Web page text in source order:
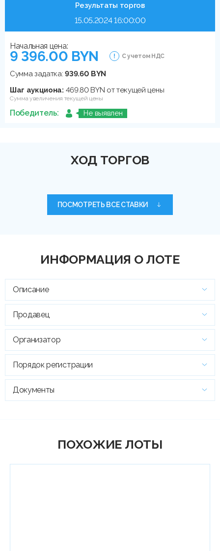
Результаты торгов
15.05.2024 16:00:00
Начальная цена:
9 396.00 BYN С учетом НДС
Сумма задатка:939.60 BYN
Шаг аукциона: 469.80 BYN от текущей цены
Сумма увеличения текущей цены
Победитель: Не выявлен
ХОД ТОРГОВ
ПОСМОТРЕТЬ ВСЕ СТАВКИ
ИНФОРМАЦИЯ О ЛОТЕ
Описание
Продавец
Организатор
Порядок регистрации
Документы
ПОХОЖИЕ ЛОТЫ